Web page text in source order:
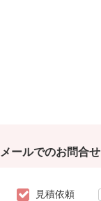
メールでのお問合せ
見積依頼